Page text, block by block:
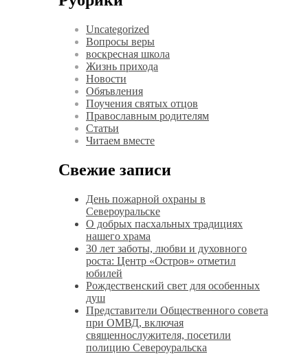
Uncategorized
Вопросы веры
воскресная школа
Жизнь прихода
Новости
Обяъвления
Поучения святых отцов
Православным родителям
Статьи
Читаем вместе
Свежие записи
День пожарной охраны в
Североуральске
О добрых пасхальных традициях
нашего храма
30 лет заботы, любви и духовного
роста: Центр «Остров» отметил
юбилей
Рождественский свет для особенных
душ
Представители Общественного совета
при ОМВД, включая
священнослужителя, посетили
полицию Североуральска